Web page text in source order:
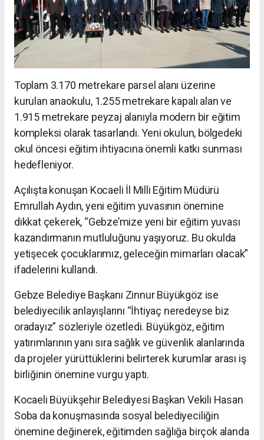
Toplam 3.170 metrekare parsel alanı üzerine
kurulan anaokulu, 1.255 metrekare kapalı alan ve
1.915 metrekare peyzaj alanıyla modern bir eğitim
kompleksi olarak tasarlandı. Yeni okulun, bölgedeki
okul öncesi eğitim ihtiyacına önemli katkı sunması
hedefleniyor.
Açılışta konuşan Kocaeli İl Milli Eğitim Müdürü
Emrullah Aydın, yeni eğitim yuvasının önemine
dikkat çekerek, “Gebze’mize yeni bir eğitim yuvası
kazandırmanın mutluluğunu yaşıyoruz. Bu okulda
yetişecek çocuklarımız, geleceğin mimarları olacak”
ifadelerini kullandı.
Gebze Belediye Başkanı Zinnur Büyükgöz ise
belediyecilik anlayışlarını “İhtiyaç neredeyse biz
oradayız” sözleriyle özetledi. Büyükgöz, eğitim
yatırımlarının yanı sıra sağlık ve güvenlik alanlarında
da projeler yürüttüklerini belirterek kurumlar arası iş
birliğinin önemine vurgu yaptı.
Kocaeli Büyükşehir Belediyesi Başkan Vekili Hasan
Soba da konuşmasında sosyal belediyeciliğin
önemine değinerek, eğitimden sağlığa birçok alanda